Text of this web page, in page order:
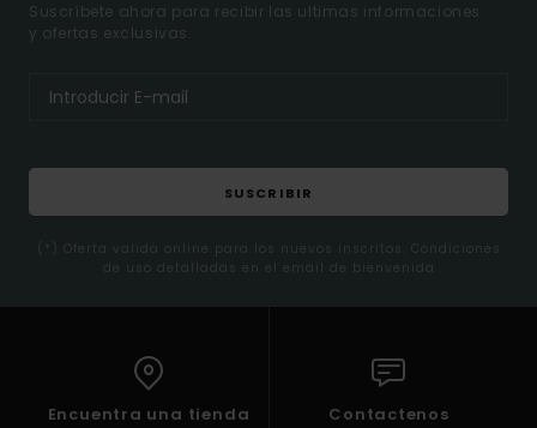
Suscríbete ahora para recibir las ultimas informaciones
y ofertas exclusivas.
SUSCRIBIR
(*) Oferta valida online para los nuevos inscritos. Condiciones
de uso detalladas en el email de bienvenida
Encuentra una tienda Contactenos